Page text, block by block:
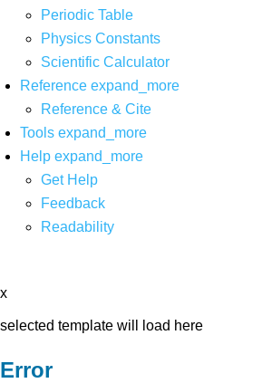
Periodic Table
Physics Constants
Scientific Calculator
Reference expand_more
Reference & Cite
Tools expand_more
Help expand_more
Get Help
Feedback
Readability
x
selected template will load here
Error